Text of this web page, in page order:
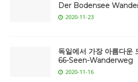
Der Bodensee
2020-11-23
독일에서 가장 아름다운
66-Seen-Wanderweg
2020-11-16